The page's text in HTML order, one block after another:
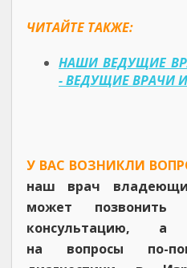
ЧИТАЙТЕ ТАКЖЕ:
НАШИ ВЕДУЩИЕ
- ВЕДУЩИЕ ВРАЧИ
У ВАС ВОЗНИКЛИ
наш врач
может
консультацию, а
на вопросы по-